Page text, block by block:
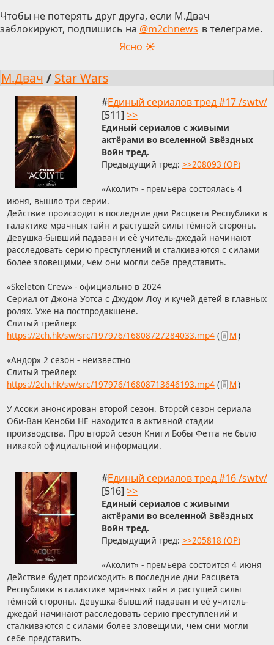
Чтобы не потерять друг друга, если М.Двач
заблокируют, подпишись на @m2chnews в телеграме.
Ясно ☀
М.Двач / Star Wars
#Единый сериалов тред #17 /swtv/
[511] >>
Единый сериалов с живыми
актёрами во вселенной Звёздных
Войн тред.
Предыдущий тред: >>208093 (OP)
«Аколит» - премьера состоялась 4
июня, вышло три серии.
Действие происходит в последние дни Расцвета Республики в
галактике мрачных тайн и растущей силы тёмной стороны.
Девушка-бывший падаван и её учитель-джедай начинают
расследовать серию преступлений и сталкиваются с силами
более зловещими, чем они могли себе представить.
«Skeleton Crew» - официально в 2024
Сериал от Джона Уотса с Джудом Лоу и кучей детей в главных
ролях. Уже на постпродакшене.
Слитый трейлер:
https://2ch.hk/sw/src/197976/16808727284033.mp4( М)
«Андор» 2 сезон - неизвестно
Слитый трейлер:
https://2ch.hk/sw/src/197976/16808713646193.mp4( М)
У Асоки анонсирован второй сезон. Второй сезон сериала
Оби-Ван Кеноби НЕ находится в активной стадии
производства. Про второй сезон Книги Бобы Фетта не было
никакой официальной информации.
#Единый сериалов тред #16 /swtv/
[516] >>
Единый сериалов с живыми
актёрами во вселенной Звёздных
Войн тред.
Предыдущий тред: >>205818 (OP)
«Аколит» - премьера состоится 4 июня
Действие будет происходить в последние дни Расцвета
Республики в галактике мрачных тайн и растущей силы
тёмной стороны. Девушка-бывший падаван и её учитель-
джедай начинают расследовать серию преступлений и
сталкиваются с силами более зловещими, чем они могли
себе представить.